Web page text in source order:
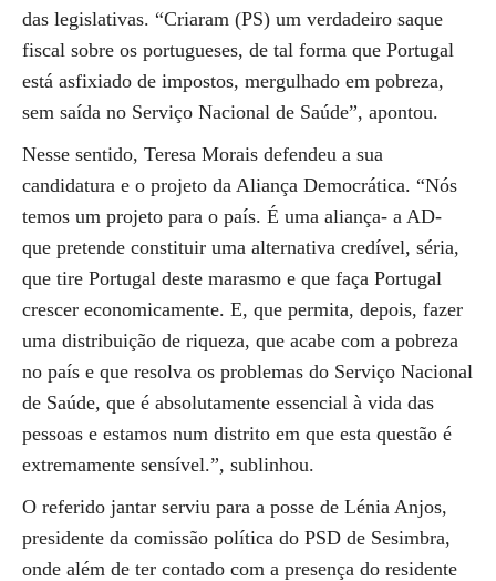
das legislativas. “Criaram (PS) um verdadeiro saque
fiscal sobre os portugueses, de tal forma que Portugal
está asfixiado de impostos, mergulhado em pobreza,
sem saída no Serviço Nacional de Saúde”, apontou.
Nesse sentido, Teresa Morais defendeu a sua
candidatura e o projeto da Aliança Democrática. “Nós
temos um projeto para o país. É uma aliança- a AD-
que pretende constituir uma alternativa credível, séria,
que tire Portugal deste marasmo e que faça Portugal
crescer economicamente. E, que permita, depois, fazer
uma distribuição de riqueza, que acabe com a pobreza
no país e que resolva os problemas do Serviço Nacional
de Saúde, que é absolutamente essencial à vida das
pessoas e estamos num distrito em que esta questão é
extremamente sensível.”, sublinhou.
O referido jantar serviu para a posse de Lénia Anjos,
presidente da comissão política do PSD de Sesimbra,
onde além de ter contado com a presença do residente